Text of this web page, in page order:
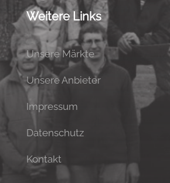
Weitere Links
Unsere Märkte
Unsere Anbieter
Impressum
Datenschutz
Kontakt